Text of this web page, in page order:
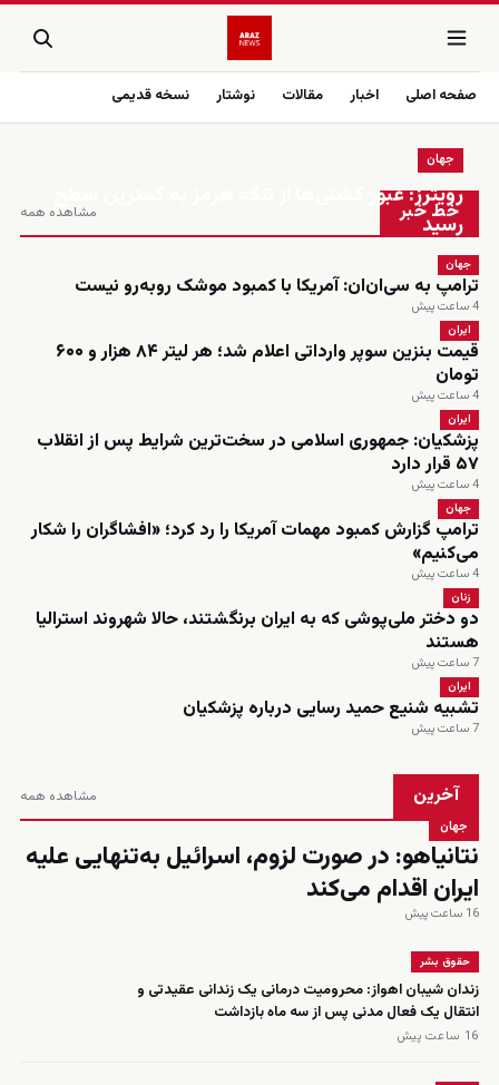
صفحه اصلی اخبار مقالات نوشتار نسخه قدیمی
زنده
خط خبر مشاهده همه
جهان
رویترز: عبور کشتی‌ها از تنگه هرمز به کمترین سطح
رسید
جهان
ترامپ به سی‌ان‌ان: آمریکا با کمبود موشک روبه‌رو نیست
4 ساعت پیش
ایران
قیمت بنزین سوپر وارداتی اعلام شد؛ هر لیتر ۸۴ هزار و ۶۰۰
تومان
4 ساعت پیش
ایران
پزشکیان: جمهوری اسلامی در سخت‌ترین شرایط پس از انقلاب
۵۷ قرار دارد
4 ساعت پیش
جهان
ترامپ گزارش کمبود مهمات آمریکا را رد کرد؛ «افشاگران را شکار
می‌کنیم»
4 ساعت پیش
زنان
دو دختر ملی‌پوشی که به ایران برنگشتند، حالا شهروند استرالیا
هستند
7 ساعت پیش
ایران
تشبیه شنیع حمید رسایی درباره پزشکیان
7 ساعت پیش
آخرین مشاهده همه
جهان
نتانیاهو: در صورت لزوم، اسرائیل به‌تنهایی علیه
ایران اقدام می‌کند
16 ساعت پیش
حقوق بشر
زندان شیبان اهواز: محرومیت درمانی یک زندانی عقیدتی و
انتقال یک فعال مدنی پس از سه ماه بازداشت
16 ساعت پیش